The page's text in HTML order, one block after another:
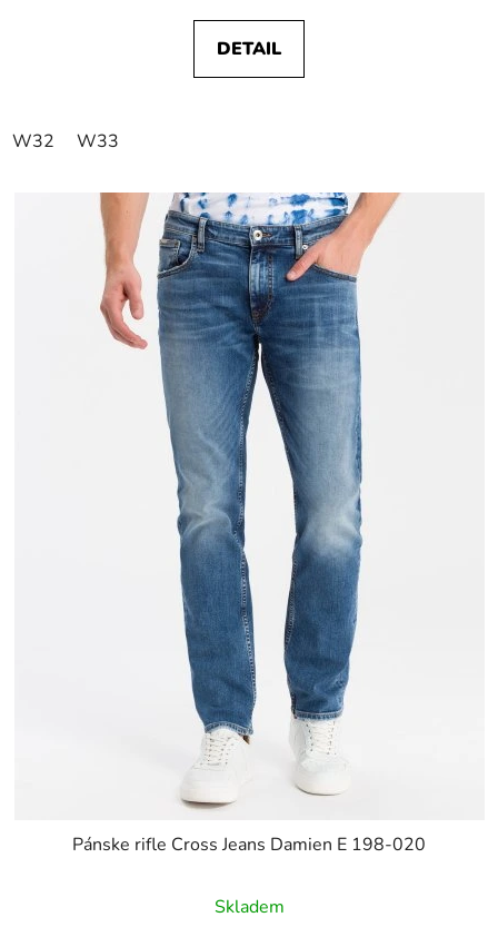
DETAIL
W32 W33
Pánske rifle Cross Jeans Damien E 198-020
Skladem